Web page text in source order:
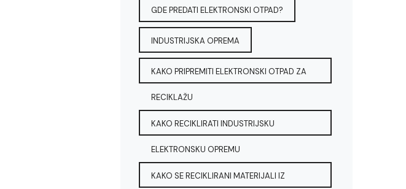
GDE PREDATI ELEKTRONSKI OTPAD?
INDUSTRIJSKA OPREMA
KAKO PRIPREMITI ELEKTRONSKI OTPAD ZA
RECIKLAŽU
KAKO RECIKLIRATI INDUSTRIJSKU
ELEKTRONSKU OPREMU
KAKO SE RECIKLIRANI MATERIJALI IZ